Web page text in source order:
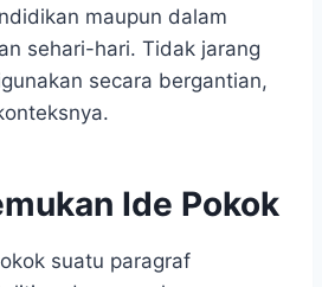
maupun dalam
sehari-hari. Tidak jarang
secara bergantian,
Ide Pokok
suatu paragraf